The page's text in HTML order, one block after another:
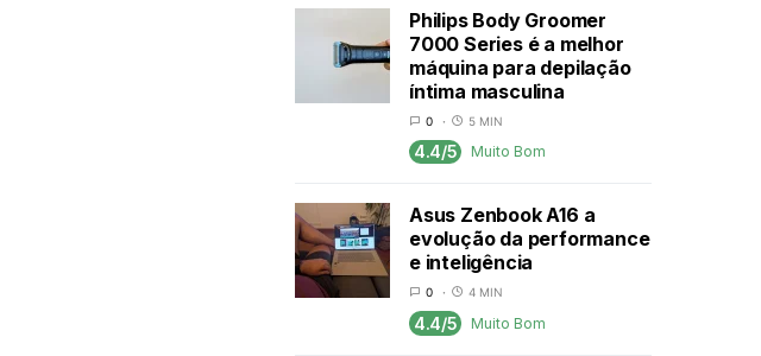
Philips Body Groomer
7000 Series é a melhor
máquina para depilação
íntima masculina
0 5 MIN
4.4/5 Muito Bom
Asus Zenbook A16 a
evolução da performance
e inteligência
0 4 MIN
4.4/5 Muito Bom